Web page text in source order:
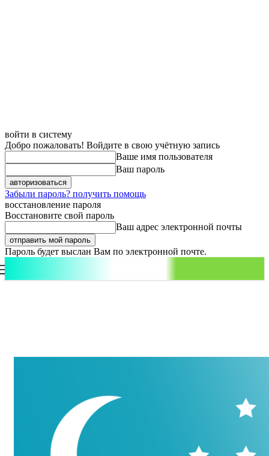
войти в систему
Добро пожаловать! Войдите в свою учётную запись
Ваше имя пользователя
Ваш пароль
Забыли пароль? получить помощь
восстановление пароля
Восстановите свой пароль
Ваш адрес электронной почты
Пароль будет выслан Вам по электронной почте.